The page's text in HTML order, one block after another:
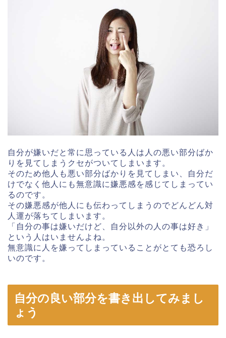
自分が嫌いだと常に思っている人は人の悪い部分ばか
りを見てしまうクセがついてしまいます。
そのため他人も悪い部分ばかりを見てしまい、自分だ
けでなく他人にも無意識に嫌悪感を感じてしまってい
るのです。
その嫌悪感が他人にも伝わってしまうのでどんどん対
人運が落ちてしまいます。
「自分の事は嫌いだけど、自分以外の人の事は好き」
という人はいませんよね。
無意識に人を嫌ってしまっていることがとても恐ろし
いのです。
自分の良い部分を書き出してみまし
ょう